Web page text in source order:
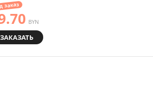
заказ
BYN
ЗАКАЗАТЬ